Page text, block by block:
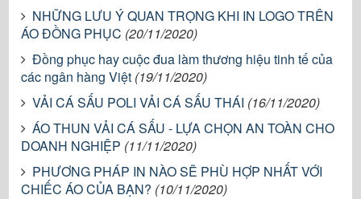
NHỮNG LƯU Ý QUAN TRỌNG KHI IN LOGO TRÊN
ÁO ĐỒNG PHỤC (20/11/2020)
Đồng phục hay cuộc đua làm thương hiệu tinh tế của
các ngân hàng Việt (19/11/2020)
VẢI CÁ SẤU POLI VẢI CÁ SẤU THÁI (16/11/2020)
ÁO THUN VẢI CÁ SẤU - LỰA CHỌN AN TOÀN CHO
DOANH NGHIỆP (11/11/2020)
PHƯƠNG PHÁP IN NÀO SẼ PHÙ HỢP NHẤT VỚI
CHIẾC ÁO CỦA BẠN? (10/11/2020)